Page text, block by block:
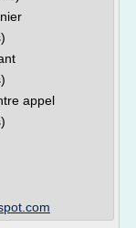
appel